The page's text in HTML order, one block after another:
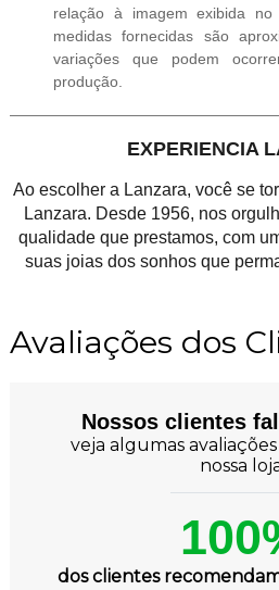
relação à imagem exibida
medidas fornecidas são
variações que podem
produção.
EXPERIENCIA
Ao escolher a Lanzara, você se
Lanzara. Desde 1956, nos
qualidade que prestamos, com
suas joias dos sonhos que
Avaliações dos
Nossos clientes
veja algumas
nossa
dos clientes